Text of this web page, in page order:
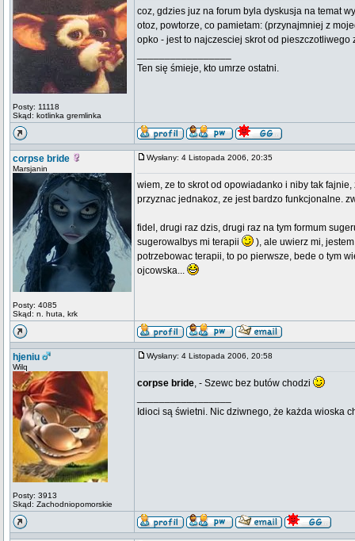
Posty: 11118
Skąd: kotlinka gremlinka
coz, gdzies juz na forum byla dyskusja na temat
otoz, powtorze, co pamietam: (przynajmniej z
opko - jest to najczesciej skrot od
Ten się śmieje, kto umrze ostatni.
corpse bride
Marsjanin
Posty: 4085
Skąd: n. huta, krk
Wysłany: 4 Listopada 2006, 20:35
wiem, ze to skrot od opowiadanko i niby tak
przyznac jednakoz, ze jest bardzo funkcjonalne.
fidel, drugi raz dzis, drugi raz na tym formum
sugerowalbys mi terapii
), ale uwierz mi,
potrzebowac terapii, to po pierwsze, bede o tym
ojcowska...
hjeniu
Wilq
Posty: 3913
Skąd: Zachodniopomorskie
Wysłany: 4 Listopada 2006, 20:58
corpse bride, - Szewc bez butów chodzi
Idioci są świetni. Nic dziwnego, że każda wioska